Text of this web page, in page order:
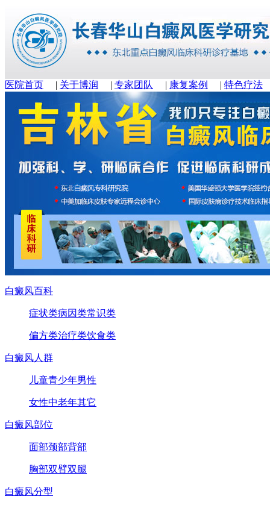
医院首页 | 关于博润 | 专家团队 | 康复案例 | 特色疗法
白癜风百科
症状类病因类常识类
偏方类治疗类饮食类
白癜风人群
儿童青少年男性
女性中老年其它
白癜风部位
面部颈部背部
胸部双臂双腿
白癜风分型